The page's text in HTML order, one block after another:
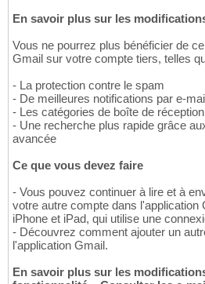
En savoir plus sur les
Vous ne pourrez plus bénéficier de
Gmail sur votre compte tiers, telles
- La protection contre le spam
- De meilleures notifications par e-
- Les catégories de boîte de réception
- Une recherche plus rapide grâce
avancée
Ce que vous devez faire
- Vous pouvez continuer à lire et à
votre autre compte dans l'application
iPhone et iPad, qui utilise une
- Découvrez comment ajouter un
l'application Gmail.
En savoir plus sur les